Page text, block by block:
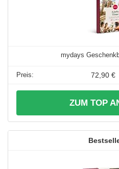
mydays
72,90 €
ZUM TOP